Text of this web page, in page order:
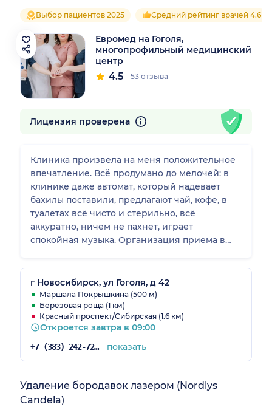
Выбор пациентов 2025 Средний рейтинг врачей 4.6
Евромед на Гоголя,
многопрофильный медицинский
центр
4.5 53 отзыва
Лицензия проверена
Клиника произвела на меня положительное
впечатление. Всё продумано до мелочей: в
клинике даже автомат, который надевает
бахилы поставили, предлагают чай, кофе, в
туалетах всё чисто и стерильно, всё
аккуратно, ничем не пахнет, играет
спокойная музыка. Организация приема в
профессионализм.
г Новосибирск, ул Гоголя, д 42
Маршала Покрышкина (500 м)
Берёзовая роща (1 км)
Красный проспект/Сибирская (1.6 км)
Откроется завтра в 09:00
+7 (383) 242-72-08 показать
Удаление бородавок лазером (Nordlys
Candela)